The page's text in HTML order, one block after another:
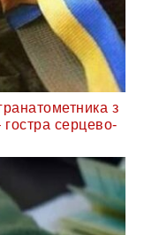
з
серцево-